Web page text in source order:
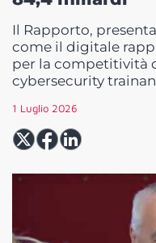
Il Rapporto,
come il digitale
per la competitività
cybersecurity
1 Luglio 2026